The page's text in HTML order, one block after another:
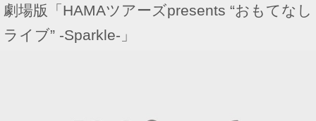
劇場版「HAMAツアーズpresents “おもてなし
ライブ” -Sparkle-」